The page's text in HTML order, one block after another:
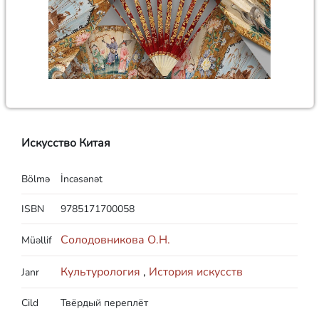
Искусство Китая
Bölmə İncəsənət
ISBN 9785171700058
Müəllif Солодовникова О.Н.
Janr Культурология , История искусств
Cild Твёрдый переплёт